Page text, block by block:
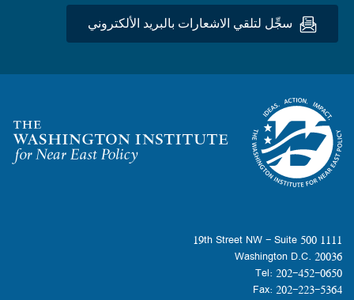
سجِّل لتلقي الاشعارات بالبريد الألكتروني
Homepage
1111 19th Street NW - Suite 500
Washington D.C. 20036
Tel: 202-452-0650
Fax: 202-223-5364